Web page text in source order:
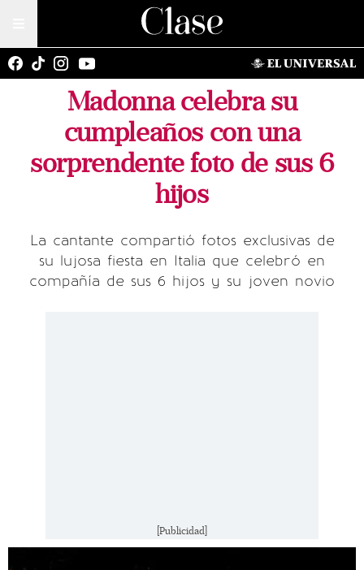
Madonna celebra su
cumpleaños con una
sorprendente foto de sus 6
hijos
La cantante compartió fotos exclusivas de
su lujosa fiesta en Italia que celebró en
compañía de sus 6 hijos y su joven novio
[Publicidad]